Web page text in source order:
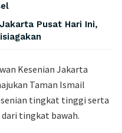
Pusat Hari Ini,
Kesenian Jakarta
Taman Ismail
tingkat tinggi serta
tingkat bawah.